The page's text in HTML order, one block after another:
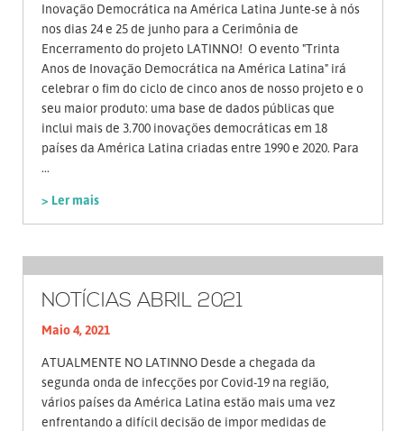
Inovação Democrática na América Latina Junte-se à nós
nos dias 24 e 25 de junho para a Cerimônia de
Encerramento do projeto LATINNO! O evento "Trinta
Anos de Inovação Democrática na América Latina" irá
celebrar o fim do ciclo de cinco anos de nosso projeto e o
seu maior produto: uma base de dados públicas que
inclui mais de 3.700 inovações democráticas em 18
países da América Latina criadas entre 1990 e 2020. Para
...
> Ler mais
NOTÍCIAS ABRIL 2021
Maio 4, 2021
ATUALMENTE NO LATINNO Desde a chegada da
segunda onda de infecções por Covid-19 na região,
vários países da América Latina estão mais uma vez
enfrentando a difícil decisão de impor medidas de